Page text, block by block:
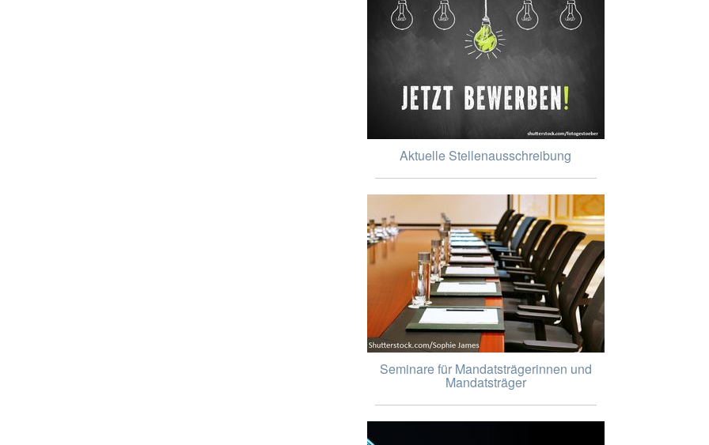
Aktuelle Stellenausschreibung
Seminare für Mandatsträgerinnen und
Mandatsträger